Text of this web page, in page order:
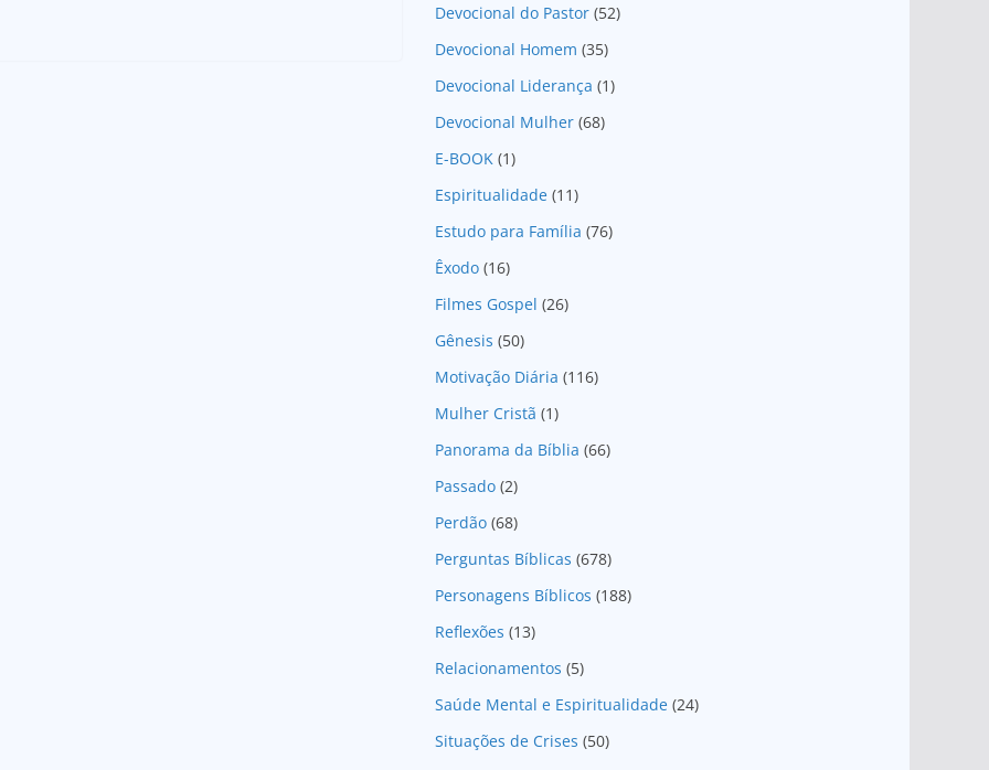
Devocional do Pastor (52)
Devocional Homem (35)
Devocional Liderança (1)
Devocional Mulher (68)
E-BOOK (1)
Espiritualidade (11)
Estudo para Família (76)
Êxodo (16)
Filmes Gospel (26)
Gênesis (50)
Motivação Diária (116)
Mulher Cristã (1)
Panorama da Bíblia (66)
Passado (2)
Perdão (68)
Perguntas Bíblicas (678)
Personagens Bíblicos (188)
Reflexões (13)
Relacionamentos (5)
Saúde Mental e Espiritualidade (24)
Situações de Crises (50)